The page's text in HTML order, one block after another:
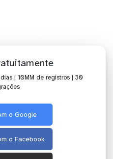
| 10MM de registros | 30
o Google
o Facebook